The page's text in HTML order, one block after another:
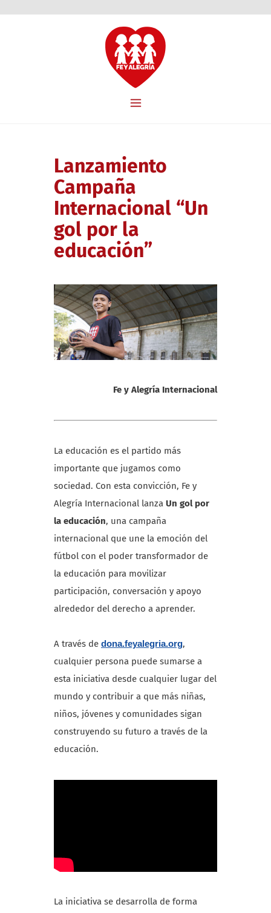
Lanzamiento
Campaña
Internacional “Un
gol por la
educación”
Fe y Alegría Internacional
La educación es el partido más
importante que jugamos como
sociedad. Con esta convicción, Fe y
Alegría Internacional lanza Un gol por
la educación, una campaña
internacional que une la emoción del
fútbol con el poder transformador de
la educación para movilizar
participación, conversación y apoyo
alrededor del derecho a aprender.
A través de dona.feyalegria.org,
cualquier persona puede sumarse a
esta iniciativa desde cualquier lugar del
mundo y contribuir a que más niñas,
niños, jóvenes y comunidades sigan
construyendo su futuro a través de la
educación.
La iniciativa se desarrolla de forma